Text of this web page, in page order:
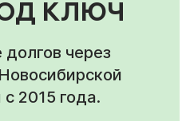
КЛЮЧ
долгов через
2015 года.